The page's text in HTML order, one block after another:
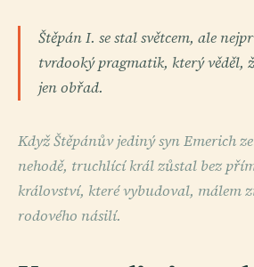
Štěpán I. se stal světcem, ale
tvrdooký pragmatik, který věděl,
jen obřad.
Když Štěpánův jediný syn Emerich
nehodě, truchlící král zůstal bez
království, které vybudoval, málem
rodového násilí.